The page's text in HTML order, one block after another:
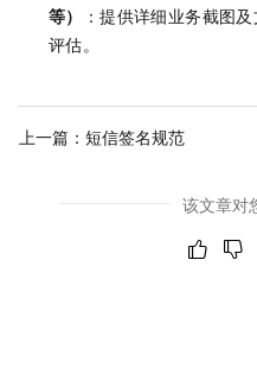
等）
：提供详细业务截图
评估。
上一篇： 短信签名规范
该文章对